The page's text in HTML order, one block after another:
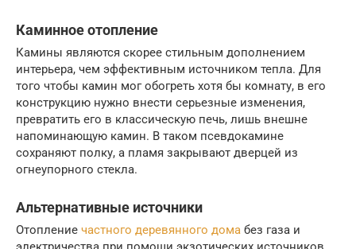
Каминное отопление
Камины являются скорее стильным дополнением
интерьера, чем эффективным источником тепла. Для
того чтобы камин мог обогреть хотя бы комнату, в его
конструкцию нужно внести серьезные изменения,
превратить его в классическую печь, лишь внешне
напоминающую камин. В таком псевдокамине
сохраняют полку, а пламя закрывают дверцей из
огнеупорного стекла.
Альтернативные источники
Отопление частного деревянного дома без газа и